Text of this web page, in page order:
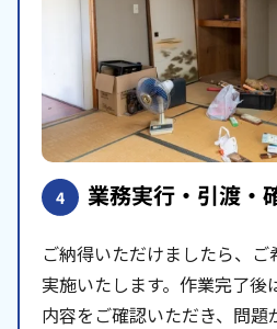
4 業務実行・引渡・
ご納得いただけましたら、
実施いたします。作業完了後
内容をご確認いただき、問題